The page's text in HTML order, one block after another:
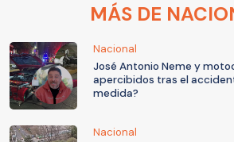
MÁS DE
Nacional
José Antonio Neme y
apercibidos tras el
medida?
Nacional